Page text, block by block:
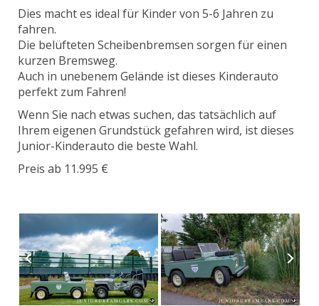
Dies macht es ideal für Kinder von 5-6 Jahren zu
fahren.
Die belüfteten Scheibenbremsen sorgen für einen
kurzen Bremsweg.
Auch in unebenem Gelände ist dieses Kinderauto
perfekt zum Fahren!
Wenn Sie nach etwas suchen, das tatsächlich auf
Ihrem eigenen Grundstück gefahren wird, ist dieses
Junior-Kinderauto die beste Wahl.
Preis ab 11.995 €